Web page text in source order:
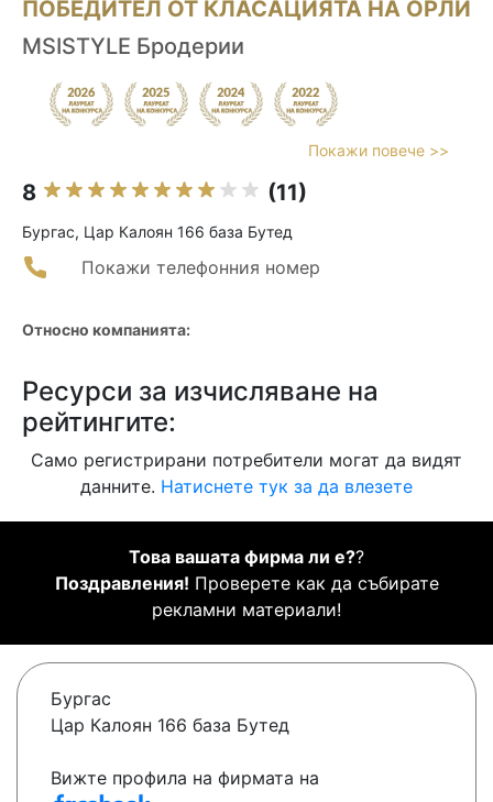
ПОБЕДИТЕЛ ОТ КЛАСАЦИЯТА НА ОРЛИ
MSISTYLE Бродерии
Покажи повече >>
8 (11)
Бургас, Цар Калоян 166 база Бутед
Покажи телефонния номер
Относно компанията:
Ресурси за изчисляване на
рейтингите:
Само регистрирани потребители могат да видят
данните. Натиснете тук за да влезете
Това вашата фирма ли е??
Поздравления! Проверете как да събирате
рекламни материали!
Бургас
Цар Калоян 166 база Бутед
Вижте профила на фирмата на